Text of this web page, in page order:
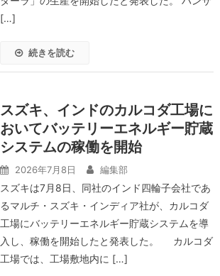
[…]
続きを読む
スズキ、インドのカルコダ工場に
おいてバッテリーエネルギー貯蔵
システムの稼働を開始
2026年7月8日 編集部
スズキは7月8日、同社のインド四輪子会社であ
るマルチ・スズキ・インディア社が、カルコダ
工場にバッテリーエネルギー貯蔵システムを導
入し、稼働を開始したと発表した。 カルコダ
工場では、工場敷地内に […]